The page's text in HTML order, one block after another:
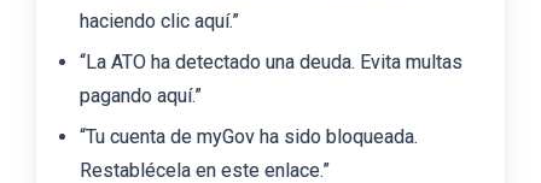
haciendo clic aquí.”
“La ATO ha detectado una deuda. Evita multas
pagando aquí.”
“Tu cuenta de myGov ha sido bloqueada.
Restablécela en este enlace.”